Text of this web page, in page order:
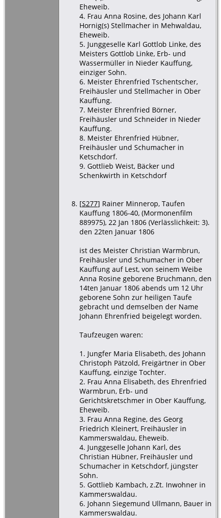
Eheweib.
4. Frau Anna Rosine, des Johann Karl
Hornig(s) Stellmacher in Mehwaldau,
Eheweib.
5. Junggeselle Karl Gottlob Linke, des
Meisters Gottlob Linke, Erb- und
Wassermüller in Nieder Kauffung,
einziger Sohn.
6. Meister Ehrenfried Tschentscher,
Freihäusler und Stellmacher in Ober
Kauffung.
7. Meister Ehrenfried Börner,
Freihäusler und Schneider in Nieder
Kauffung.
8. Meister Ehrenfried Hübner,
Freihäusler und Schumacher in
Ketschdorf.
9. Gottlieb Weist, Bäcker und
Schenkwirth in Ketschdorf
[S277] Rainer Minnerop, Taufen
Kauffung 1806-40, (Mormonenfilm
889975), 22 Jan 1806 (Verlässlichkeit: 3).
den 22ten Januar 1806
ist des Meister Christian Warmbrun,
Freihäusler und Schumacher in Ober
Kauffung auf Lest, von seinem Weibe
Anna Rosine geborene Bruchmann, den
14ten Januar 1806 abends um 12 Uhr
geborene Sohn zur heiligen Taufe
gebracht und demselben der Name
Johann Ehrenfried beigelegt worden.
Taufzeugen waren:
1. Jungfer Maria Elisabeth, des Johann
Christoph Pätzold, Freigärtner in Ober
Kauffung, einzige Tochter.
2. Frau Anna Elisabeth, des Ehrenfried
Warmbrun, Erb- und
Gerichtskretschmer in Ober Kauffung,
Eheweib.
3. Frau Anna Regine, des Georg
Friedrich Kleinert, Freihäusler in
Kammerswaldau, Eheweib.
4. Junggeselle Johann Karl, des
Christian Hübner, Freihäusler und
Schumacher in Ketschdorf, jüngster
Sohn.
5. Gottlieb Kambach, z.Zt. Inwohner in
Kammerswaldau.
6. Johann Siegemund Ullmann, Bauer in
Kammerswaldau.